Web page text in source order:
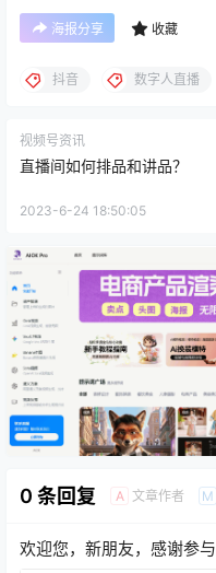
海报分享 收藏
抖音 数字人直播
视频号资讯
直播间如何排品和讲品？
2023-6-24 18:50:05
0 条回复 A 文章作者 M
欢迎您，新朋友，感谢参与